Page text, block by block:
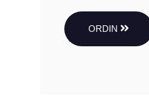
ORDIN